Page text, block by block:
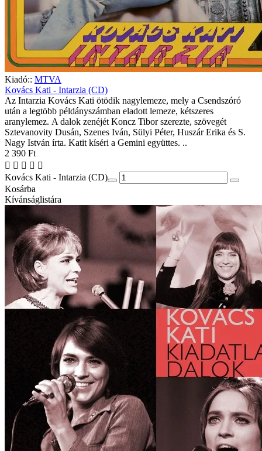
Kiadó:: MTVA
Kovács Kati - Intarzia (CD)
Az Intarzia Kovács Kati ötödik nagylemeze, mely a Csendszóró
után a legtöbb példányszámban eladott lemeze, kétszeres
aranylemez. A dalok zenéjét Koncz Tibor szerezte, szövegét
Sztevanovity Dusán, Szenes Iván, Sülyi Péter, Huszár Erika és S.
Nagy István írta. Katit kíséri a Gemini együttes. ..
2 390 Ft
Kovács Kati - Intarzia (CD)
Kosárba
Kívánságlistára